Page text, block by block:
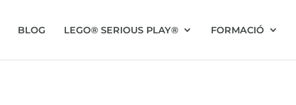
BLOG LEGO® SERIOUS PLAY® FORMACIÓ